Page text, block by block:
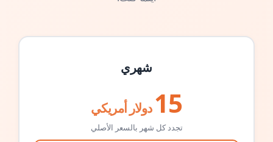
شهري
15 دولار أمريكي
تجدد كل شهر بالسعر الأصلي